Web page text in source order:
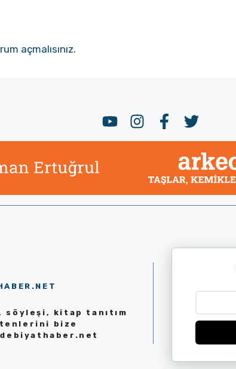
açmalısınız.
kitap tanıtım
bize